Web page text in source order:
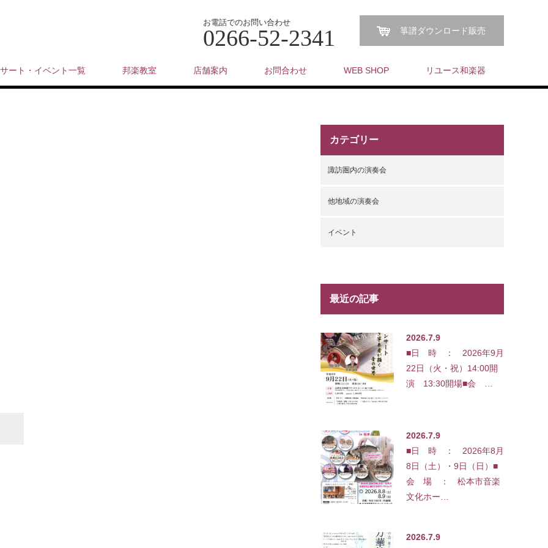
お電話でのお問い合わせ
0266-52-2341 箏譜ダウンロード販売
ート・イベント一覧 邦楽教室 店舗案内 お問合わせ WEB SHOP リユース和楽器
カテゴリー
諏訪圏内の演奏会
他地域の演奏会
イベント
最近の記事
2026.7.9
■日 時 ： 2026年9月
22日（火・祝）14:00開
演 13:30開場■会 …
2026.7.9
■日 時 ： 2026年8月
8日（土）・9日（日）■
会 場 ： 松本市音楽
文化ホー…
2026.7.9